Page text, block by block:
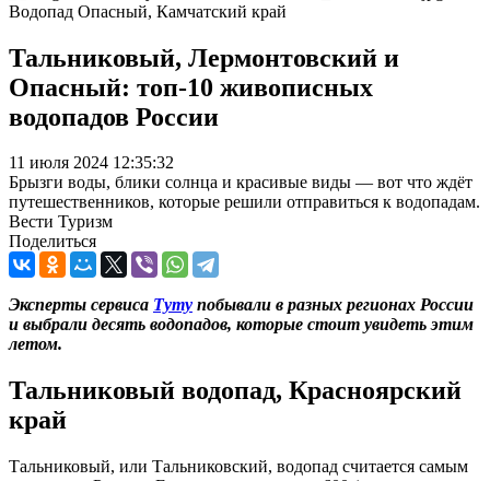
Водопад Опасный, Камчатский край
Тальниковый, Лермонтовский и
Опасный: топ-10 живописных
водопадов России
11 июля 2024 12:35:32
Брызги воды, блики солнца и красивые виды — вот что ждёт
путешественников, которые решили отправиться к водопадам.
Вести Туризм
Поделиться
Эксперты сервиса Туту побывали в разных регионах России
и выбрали десять водопадов, которые стоит увидеть этим
летом.
Тальниковый водопад, Красноярский
край
Тальниковый, или Тальниковский, водопад считается самым